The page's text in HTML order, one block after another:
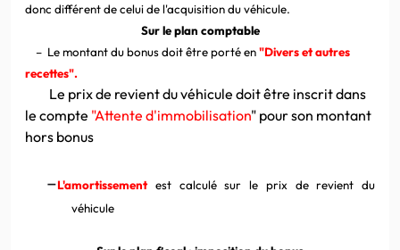
donc différent de celui de l'acquisition du véhicule.
Sur le plan comptable
– Le montant du bonus doit être porté en"Divers et autres
recettes".
Le prix de revient du véhicule doit être inscrit dans
le compte "Attente d'immobilisation" pour son montant
hors bonus
–L'amortissement est calculé sur le prix de revient du
véhicule